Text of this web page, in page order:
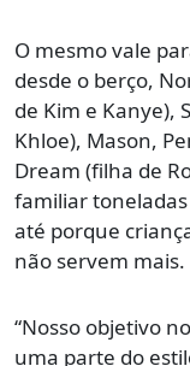
O mesmo vale
desde o berço,
de Kim e Kanye),
Khloe), Mason,
Dream (filha de
familiar
até porque
não servem mais.
“Nosso objetivo no
uma parte do